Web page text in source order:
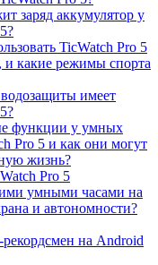
заряд аккумулятор у
TicWatch Pro 5
и какие режимы спорта
имеет
функции у умных
Pro 5 и как они могут
жизнь?
Pro 5
умными часами на
и автономности?
на Android